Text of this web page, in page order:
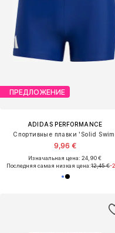
ПРЕДЛОЖЕНИЕ
ADIDAS PERFORMANCE
Спортивные плавки 'Solid
9,96 €
Изначальная цена: 24,90 €
Последняя самая низкая цена:12,45 €-